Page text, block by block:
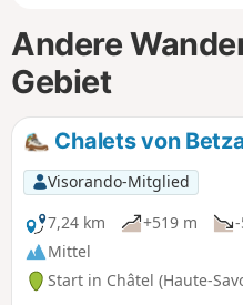
Andere
Gebiet
Chalets von
Visorando-Mitglied
7,24 km
+519 m
Mittel
Start in Châtel (Haute-